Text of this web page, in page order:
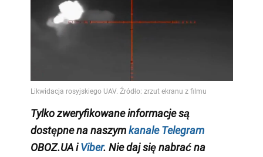
Tylko zweryfikowane informacje są
dostępne na naszymkanale Telegram
OBOZ.UA iViber. Nie daj się nabrać na